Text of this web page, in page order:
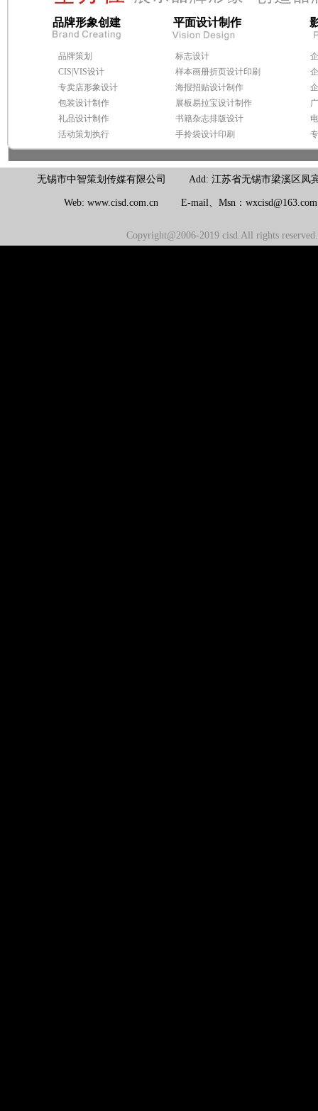
品牌形象创建 平面设计制作
品牌策划
CIS|VIS设计
专卖店形象设计
包装设计制作
礼品设计制作
活动策划执行
标志设计
样本画册折页设计印刷
海报招贴设计制作
展板易拉宝设计制作
书籍杂志排版设计
手拎袋设计印刷
无锡市中智策划传媒有限公司 Add: 江苏省无锡市梁溪区凤
Web: www.cisd.com.cn E-mail、Msn：
Copyright@2006-2019 cisd.All rights